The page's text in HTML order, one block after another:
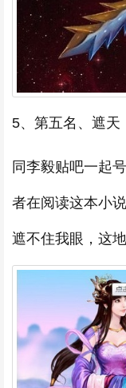
5、第五名、遮天
同李毅贴吧一起
者在阅读这本小
遮不住我眼，这